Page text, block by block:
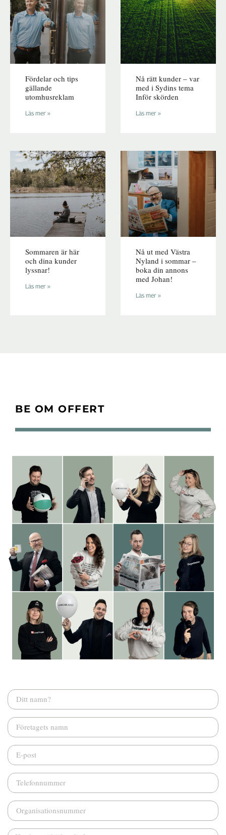
Fördelar och tips
gällande
utomhusreklam
Läs mer »
Nå rätt kunder – var
med i Sydins tema
Inför skörden
Läs mer »
Sommaren är här
och dina kunder
lyssnar!
Läs mer »
Nå ut med Västra
Nyland i sommar –
boka din annons
med Johan!
Läs mer »
BE OM OFFERT